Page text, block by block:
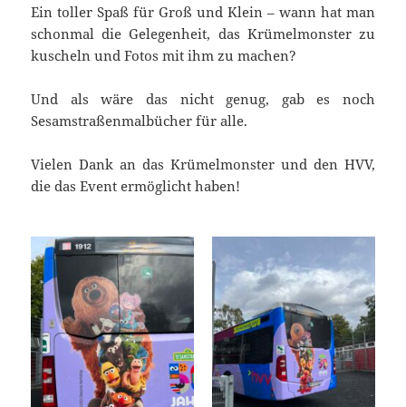
Ein toller Spaß für Groß und Klein – wann hat man
schonmal die Gelegenheit, das Krümelmonster zu
kuscheln und Fotos mit ihm zu machen?
Und als wäre das nicht genug, gab es noch
Sesamstraßenmalbücher für alle.
Vielen Dank an das Krümelmonster und den HVV,
die das Event ermöglicht haben!